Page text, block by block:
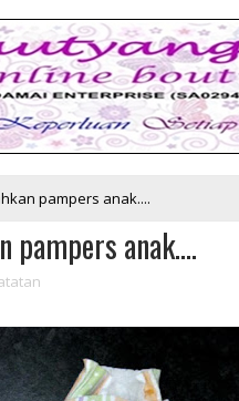
pampers anak....
pampers anak....